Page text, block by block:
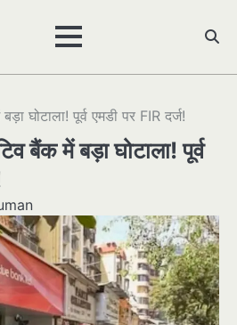
घोटाला! पूर्व एमडी पर FIR दर्ज!
बैंक में बड़ा घोटाला! पूर्व